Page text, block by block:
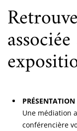
Une médiation
conférencière